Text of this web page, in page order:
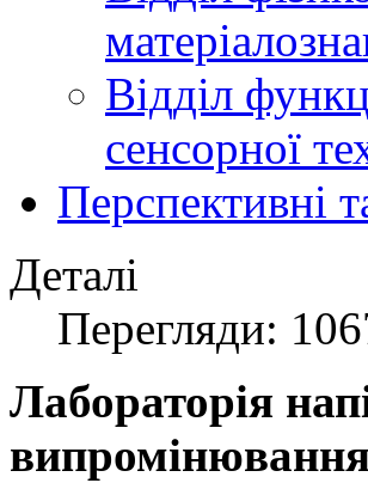
Відділ
сенсорної
Перспективні
Деталі
Перегляди:
Лабораторія
випромінювання